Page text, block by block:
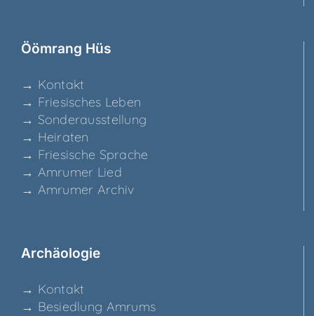
Ööm­rang Hüs
→ Kon­takt
→ Frie­si­sches Leben
→ Son­der­aus­stel­lung
→ Hei­ra­ten
→ Frie­si­sche Sprache
→ Amru­mer Lied
→ Amru­mer Archiv
Archäo­lo­gie
→ Kon­takt
→ Besied­lung Amrums